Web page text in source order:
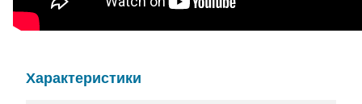
Характеристики